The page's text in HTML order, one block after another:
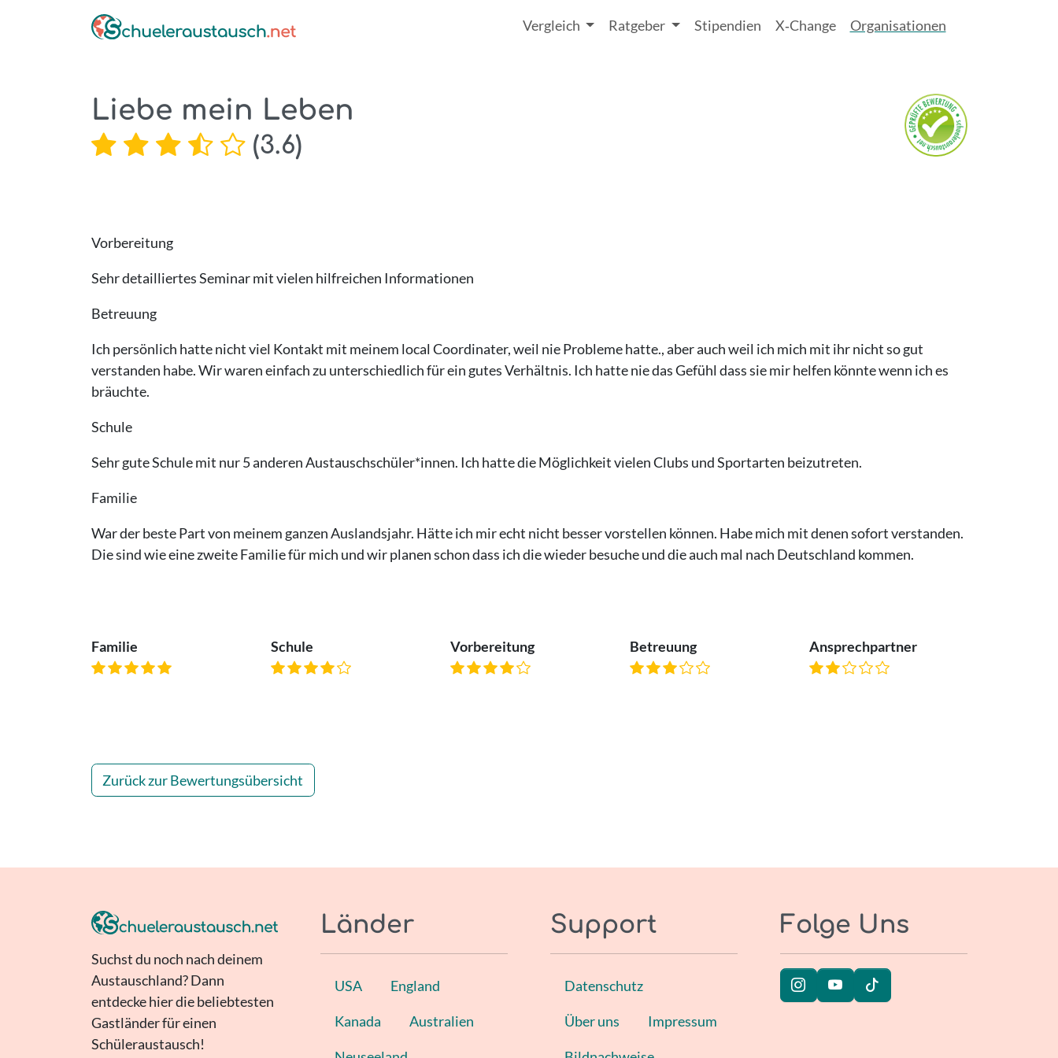
Vergleich Ratgeber Stipendien X‑Change Organisationen
Liebe mein Leben
(3.6)
Vorbereitung
Sehr detailliertes Seminar mit vielen hilfreichen Informationen
Betreuung
Ich persönlich hatte nicht viel Kontakt mit meinem local Coordinater, weil nie Probleme hatte., aber auch weil ich mich mit ihr nicht so gut
verstanden habe. Wir waren einfach zu unterschiedlich für ein gutes Verhältnis. Ich hatte nie das Gefühl dass sie mir helfen könnte wenn ich es
bräuchte.
Schule
Sehr gute Schule mit nur 5 anderen Austauschschüler*innen. Ich hatte die Möglichkeit vielen Clubs und Sportarten beizutreten.
Familie
War der beste Part von meinem ganzen Auslandsjahr. Hätte ich mir echt nicht besser vorstellen können. Habe mich mit denen sofort verstanden.
Die sind wie eine zweite Familie für mich und wir planen schon dass ich die wieder besuche und die auch mal nach Deutschland kommen.
Familie Schule Vorbereitung Betreuung Ansprechpartner
Zurück zur Bewertungsübersicht
Suchst du noch nach deinem
Austauschland? Dann
entdecke hier die beliebtesten
Gastländer für einen
Schüleraustausch!
Länder
USA England
Kanada Australien
Support
Datenschutz
Über uns Impressum
Folge Uns